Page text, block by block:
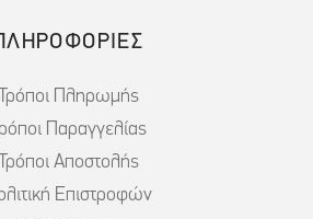
Τρόποι Πληρωμής
Παραγγελίας
Τρόποι Αποστολής
Επιστροφών